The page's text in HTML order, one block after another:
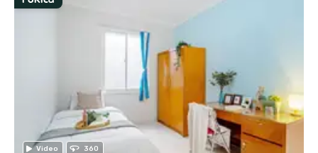
Video 360